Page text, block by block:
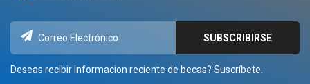
Deseas recibir informacion reciente de becas? Suscríbete.